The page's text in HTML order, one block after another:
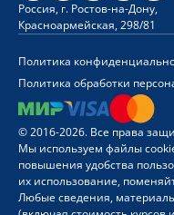
Россия, г. Ростов-на-Дону,
Красноармейская, 298/81
Политика
Политика обработки
© 2016-2026. Все права
Мы используем файлы
повышения удобства
их использование,
Любые сведения,